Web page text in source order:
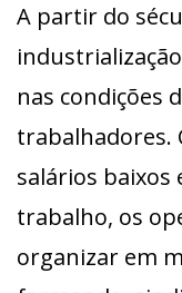
A partir do
nas condições
trabalhadores.
salários baixos
trabalho, os
organizar em